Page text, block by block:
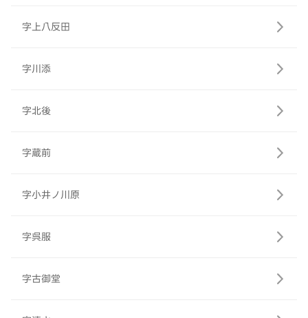
字上八反田
字川添
字北後
字蔵前
字小井ノ川原
字呉服
字古御堂